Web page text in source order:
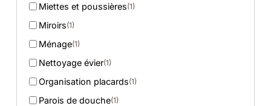
Miettes et poussières(1)
Miroirs(1)
Ménage(1)
Nettoyage évier(1)
Organisation placards(1)
Parois de douche(1)